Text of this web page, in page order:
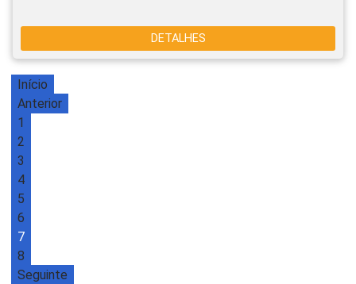
DETALHES
Início
Anterior
1
2
3
4
5
6
7
8
Seguinte